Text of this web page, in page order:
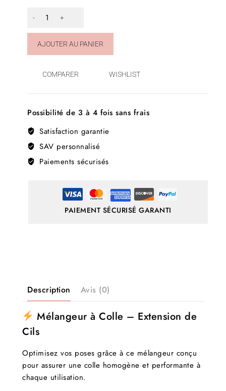
AJOUTER AU PANIER
COMPARER WISHLIST
Possibilité de 3 à 4 fois sans frais
Satisfaction garantie
SAV personnalisé
Paiements sécurisés
PAIEMENT SÉCURISÉ GARANTI
Description Avis (0)
Mélangeur à Colle – Extension de
Cils
Optimisez vos poses grâce à ce mélangeur conçu
pour assurer une colle homogène et performante à
chaque utilisation.